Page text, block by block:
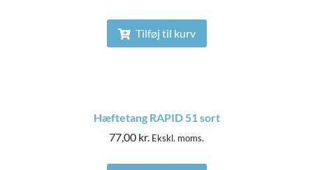
Tilføj til kurv
Hæftetang RAPID 51 sort
77,00 kr. Ekskl. moms.